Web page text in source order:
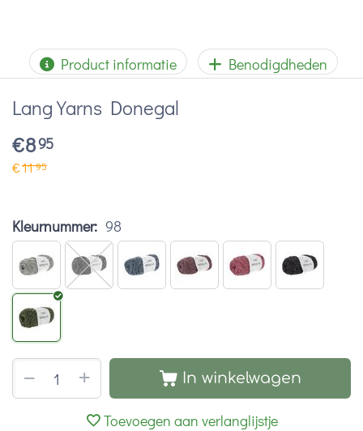
Product informatie Benodigdheden
Lang Yarns Donegal
€895
€1195
Kleurnummer: 98
+
− In winkelwagen
Toevoegen aan verlanglijstje